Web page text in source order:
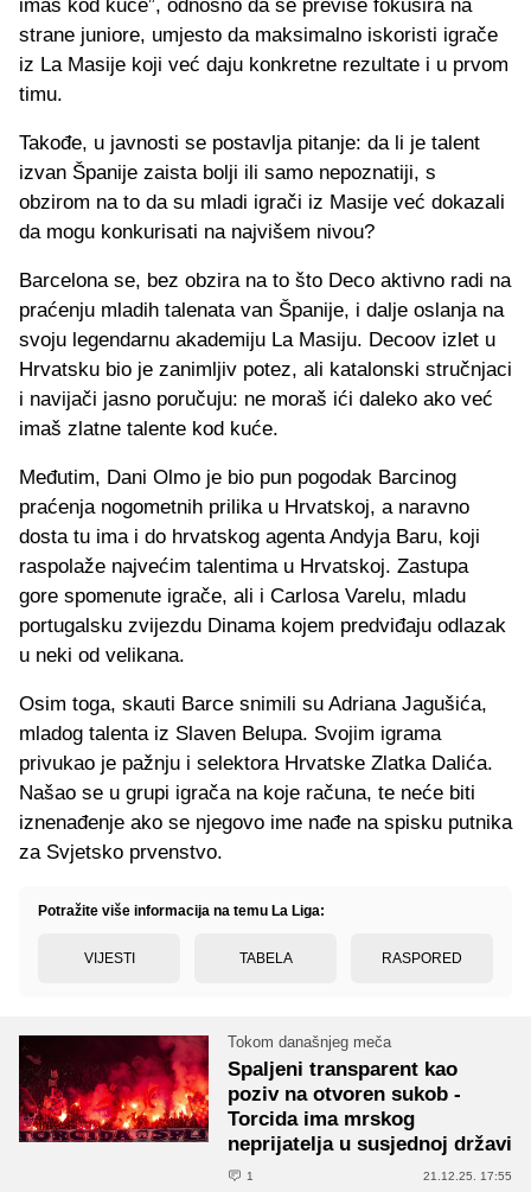
imaš kod kuće”, odnosno da se previše fokusira na
strane juniore, umjesto da maksimalno iskoristi igrače
iz La Masije koji već daju konkretne rezultate i u prvom
timu.
Takođe, u javnosti se postavlja pitanje: da li je talent
izvan Španije zaista bolji ili samo nepoznatiji, s
obzirom na to da su mladi igrači iz Masije već dokazali
da mogu konkurisati na najvišem nivou?
Barcelona se, bez obzira na to što Deco aktivno radi na
praćenju mladih talenata van Španije, i dalje oslanja na
svoju legendarnu akademiju La Masiju. Decoov izlet u
Hrvatsku bio je zanimljiv potez, ali katalonski stručnjaci
i navijači jasno poručuju: ne moraš ići daleko ako već
imaš zlatne talente kod kuće.
Međutim, Dani Olmo je bio pun pogodak Barcinog
praćenja nogometnih prilika u Hrvatskoj, a naravno
dosta tu ima i do hrvatskog agenta Andyja Baru, koji
raspolaže najvećim talentima u Hrvatskoj. Zastupa
gore spomenute igrače, ali i Carlosa Varelu, mladu
portugalsku zvijezdu Dinama kojem predviđaju odlazak
u neki od velikana.
Osim toga, skauti Barce snimili su Adriana Jagušića,
mladog talenta iz Slaven Belupa. Svojim igrama
privukao je pažnju i selektora Hrvatske Zlatka Dalića.
Našao se u grupi igrača na koje računa, te neće biti
iznenađenje ako se njegovo ime nađe na spisku putnika
za Svjetsko prvenstvo.
Potražite više informacija na temu La Liga:
VIJESTI TABELA RASPORED
Tokom današnjeg meča
Spaljeni transparent kao
poziv na otvoren sukob -
Torcida ima mrskog
neprijatelja u susjednoj državi
1 21.12.25. 17:55